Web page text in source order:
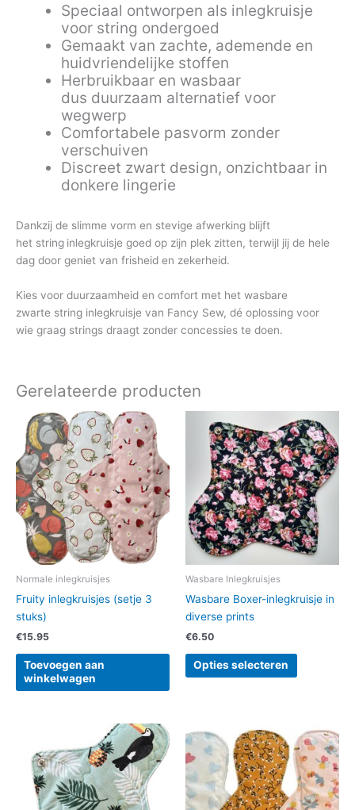
Speciaal ontworpen als inlegkruisje
voor string ondergoed
Gemaakt van zachte, ademende en
huidvriendelijke stoffen
Herbruikbaar en wasbaar
dus duurzaam alternatief voor
wegwerp
Comfortabele pasvorm zonder
verschuiven
Discreet zwart design, onzichtbaar in
donkere lingerie
Dankzij de slimme vorm en stevige afwerking blijft
het string inlegkruisje goed op zijn plek zitten, terwijl jij de hele
dag door geniet van frisheid en zekerheid.
Kies voor duurzaamheid en comfort met het wasbare
zwarte string inlegkruisje van Fancy Sew, dé oplossing voor
wie graag strings draagt zonder concessies te doen.
Gerelateerde producten
Normale inlegkruisjes
Fruity inlegkruisjes (setje 3
stuks)
€15.95
Toevoegen aan
winkelwagen
Wasbare Inlegkruisjes
Wasbare Boxer-inlegkruisje in
diverse prints
€6.50
Opties selecteren
Dit
product
heeft
meerdere
variaties.
Deze
optie
kan
gekozen
op